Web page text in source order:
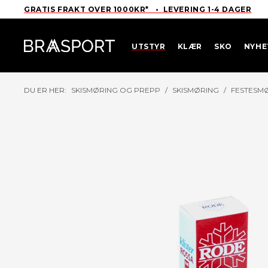
GRATIS FRAKT OVER 1000KR* • LEVERING 1-4 DAGER
UTSTYR KLÆR SKO
DU ER HER: SKISMØRING OG PREPP / SKISMØRING /